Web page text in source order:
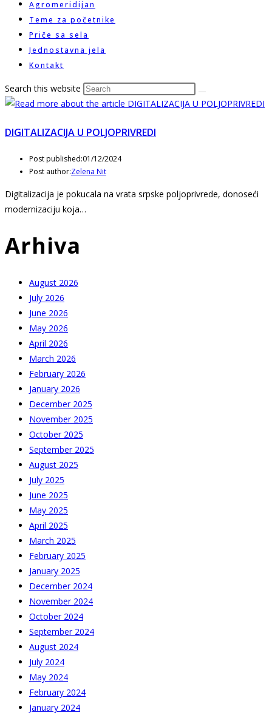
Agromeridijan
Teme za početnike
Priče sa sela
Jednostavna jela
Kontakt
Search this website
DIGITALIZACIJA U POLJOPRIVREDI
Post published:01/12/2024
Post author:Zelena Nit
Digitalizacija je pokucala na vrata srpske poljoprivrede, donoseći
modernizaciju koja…
Arhiva
August 2026
July 2026
June 2026
May 2026
April 2026
March 2026
February 2026
January 2026
December 2025
November 2025
October 2025
September 2025
August 2025
July 2025
June 2025
May 2025
April 2025
March 2025
February 2025
January 2025
December 2024
November 2024
October 2024
September 2024
August 2024
July 2024
May 2024
February 2024
January 2024